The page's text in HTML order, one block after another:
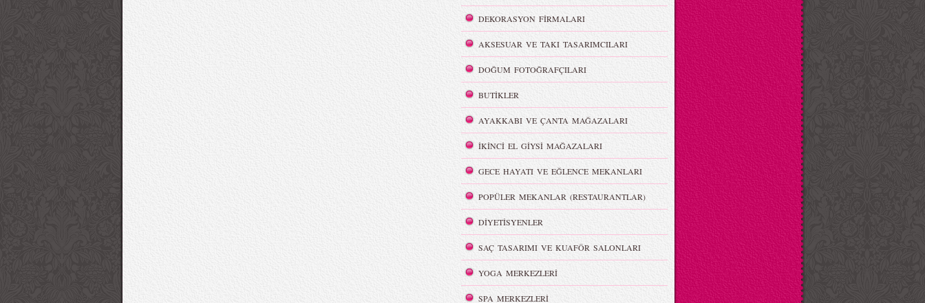
DEKORASYON FİRMALARI
AKSESUAR VE TAKI TASARIMCILARI
DOĞUM FOTOĞRAFÇILARI
BUTİKLER
AYAKKABI VE ÇANTA MAĞAZALARI
İKİNCİ EL GİYSİ MAĞAZALARI
GECE HAYATI VE EĞLENCE MEKANLARI
POPÜLER MEKANLAR (RESTAURANTLAR)
DİYETİSYENLER
SAÇ TASARIMI VE KUAFÖR SALONLARI
YOGA MERKEZLERİ
SPA MERKEZLERİ